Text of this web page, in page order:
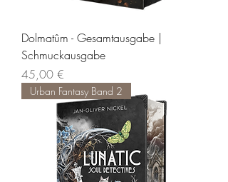
Dolmatûm - Gesamtausgabe |
Schmuckausgabe
Preis
45,00 €
Urban Fantasy Band 2